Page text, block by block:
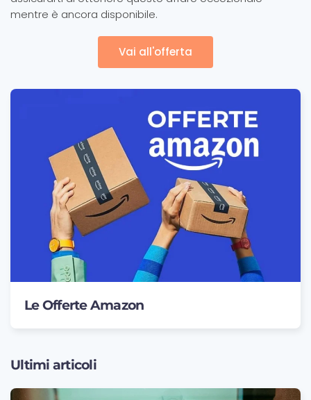
mentre è ancora disponibile.
Vai all'offerta
Le Offerte Amazon
Ultimi articoli